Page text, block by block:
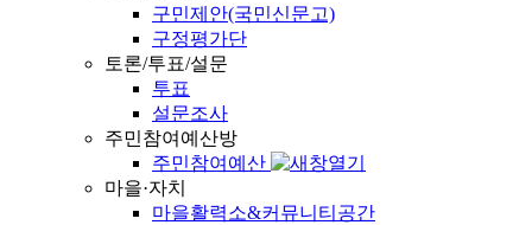
구민제안(국민신문고)
구정평가단
토론/투표/설문
투표
설문조사
주민참여예산방
주민참여예산
마을·자치
마을활력소&커뮤니티공간